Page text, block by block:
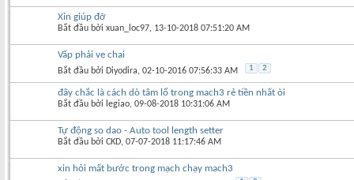
Xin giúp đỡ
Bắt đầu bởi xuan_loc97‎, 13-10-2018 07:51:20 AM
Vấp phải ve chai
Bắt đầu bởi Diyodira‎, 02-10-2016 07:56:33 AM 1 2
đây chắc là cách dò tâm lổ trong mach3 rẻ tiền nhất òi
Bắt đầu bởi legiao‎, 09-08-2018 10:31:06 AM
Tự động so dao - Auto tool length setter
Bắt đầu bởi CKD‎, 07-07-2018 11:17:46 AM
xin hỏi mất bước trong mạch chạy mach3